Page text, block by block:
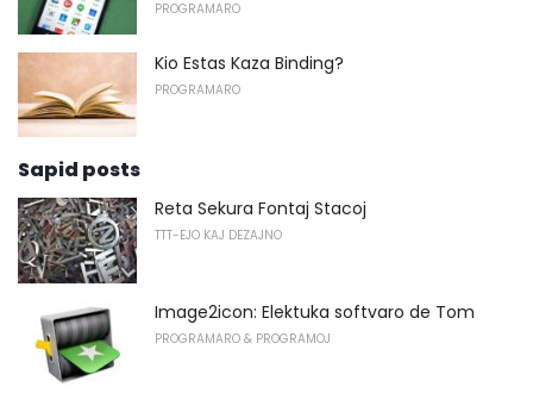
PROGRAMARO
Kio Estas Kaza Binding?
PROGRAMARO
Sapid posts
Reta Sekura Fontaj Stacoj
TTT-EJO KAJ DEZAJNO
Image2icon: Elektuka softvaro de Tom
PROGRAMARO & PROGRAMOJ